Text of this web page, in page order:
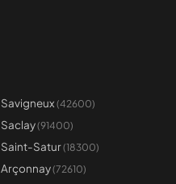
Savigneux (42600)
Saclay(91400)
Saint-Satur(18300)
Arçonnay(72610)